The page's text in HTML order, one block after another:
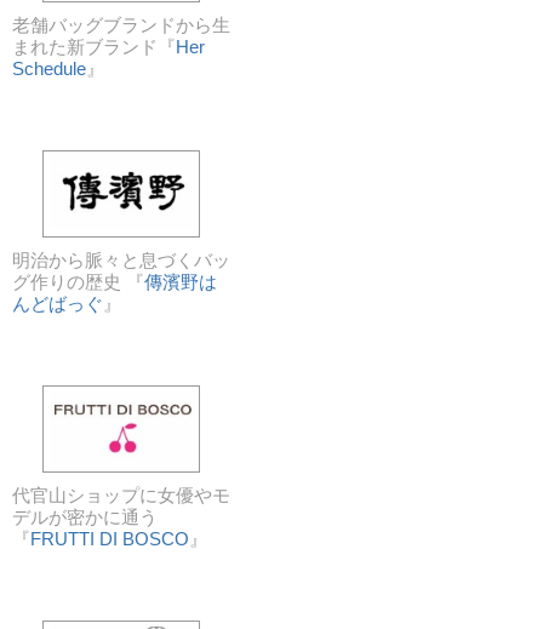
老舗バッグブランドから生
まれた新ブランド『Her
Schedule 』
明治から脈々と息づくバッ
グ作りの歴史 『傳濱野は
んどばっぐ 』
代官山ショップに女優やモ
デルが密かに通う
『FRUTTI DI BOSCO 』